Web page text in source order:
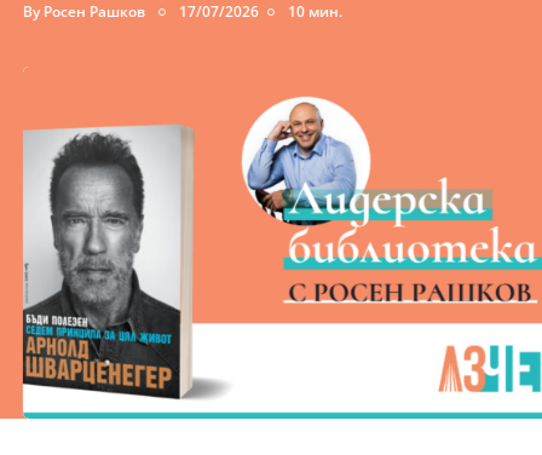
Росен Рашков 17/07/2026 10 мин.